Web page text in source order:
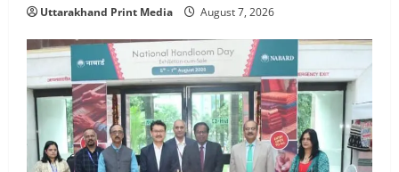
Uttarakhand Print Media August 7, 2026